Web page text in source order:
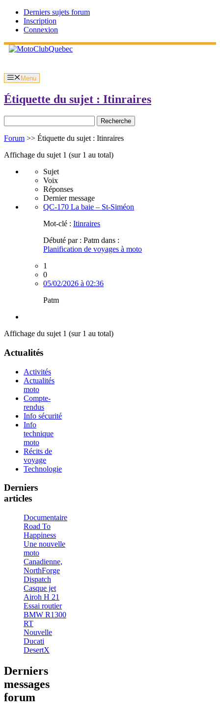
Aller
contenu
Derniers sujets forum
Inscription
Connexion
Menu
Étiquette du sujet : Itinraires
Forum >> Étiquette du sujet : Itinraires
Affichage du sujet 1 (sur 1 au total)
Sujet
Voix
Réponses
Dernier message
QC-170 La baie – St-Siméon
Mot-clé : Itinraires
Débuté par : Patm dans :
Planification de voyages à moto
1
0
05/02/2026 à 02:36
Patm
Affichage du sujet 1 (sur 1 au total)
Actualités
Activités
Actualités
moto
Compte-
rendus
Info sécurité
Info
technique
moto
Récits de
voyage
Technologie
Derniers
articles
Documentaire
Road To
Happiness
Une nouvelle
moto
Canadienne,
NorthForge
Dispatch
Casque jet
Airoh H 21
Essai routier
BMW R1300
RT
Nouvelle
Ducati
DesertX
Derniers
messages
forum